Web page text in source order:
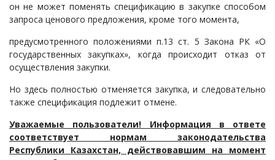
Ответы государственных органов
он не может поменять спецификацию в закупке способом
запроса ценового предложения, кроме того момента,
предусмотренного положениями п.13 ст. 5 Закона РК «О
государственных закупках»,
когда происходит отказ от
осуществления закупки.
Но здесь полностью отменяется закупка, и следовательно
также спецификация подлежит отмене.
Уважаемые пользователи! Информация в ответе
соответствует нормам законодательства
Республики Казахстан, действовавшим на момент